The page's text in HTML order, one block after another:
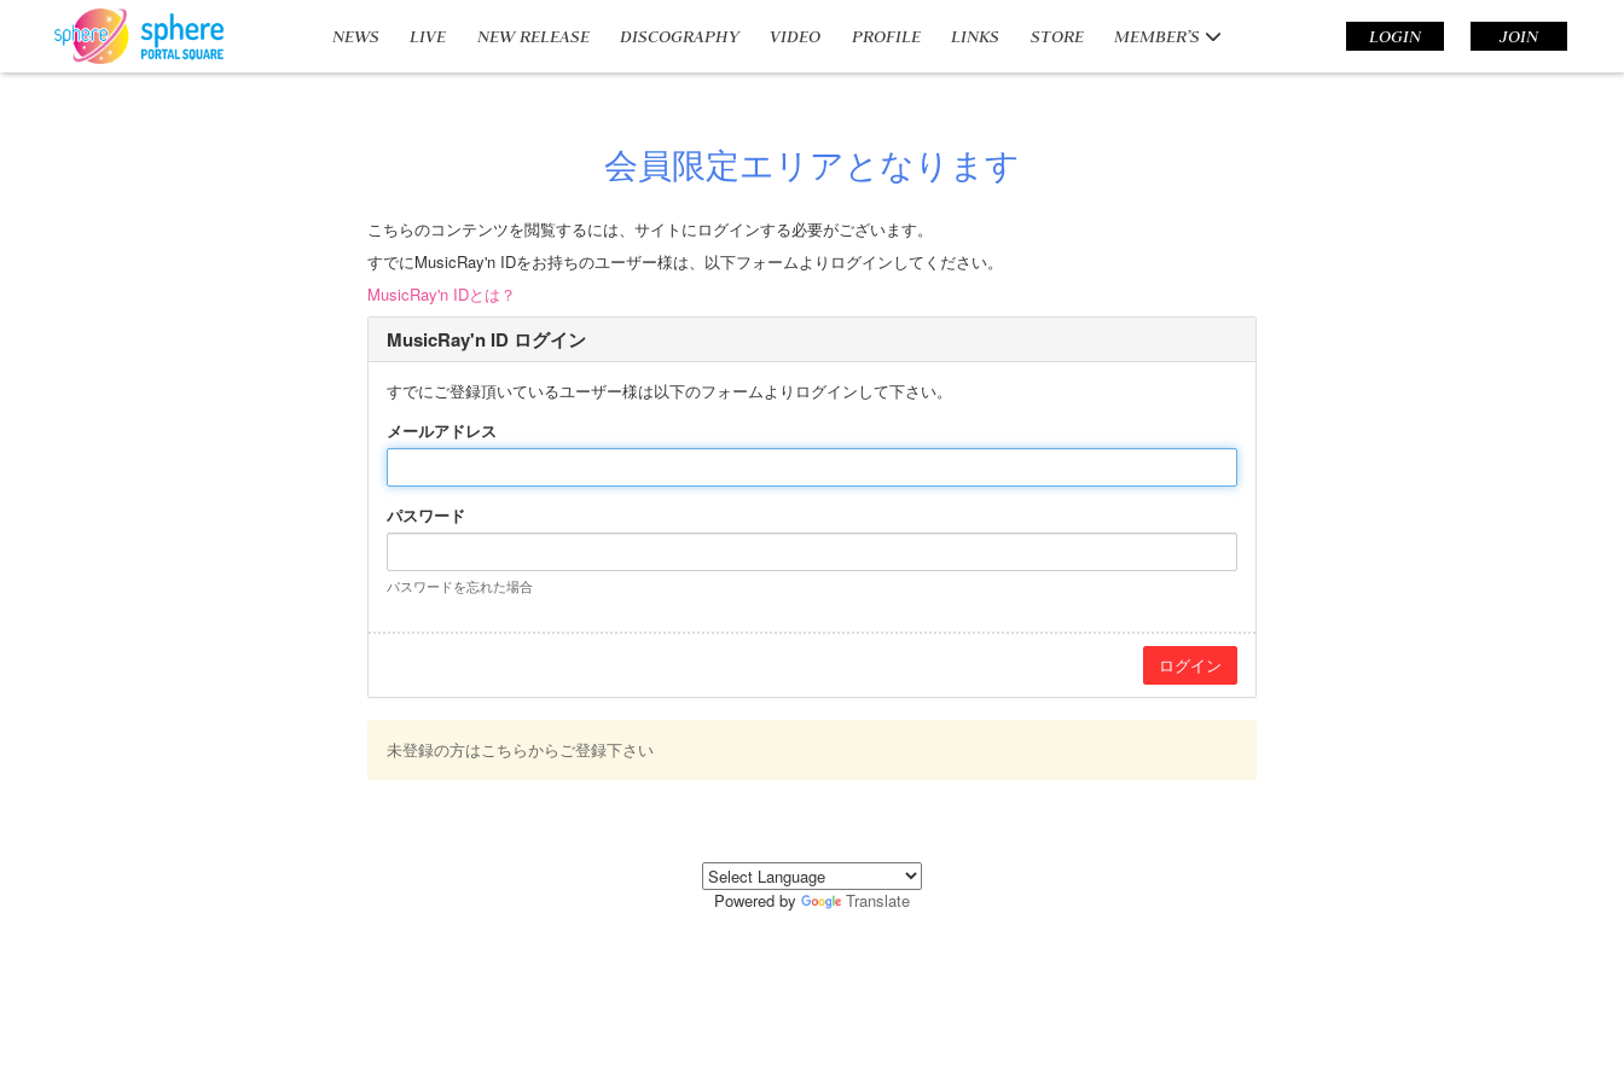
NEWS LIVE NEW RELEASE DISCOGRAPHY VIDEO PROFILE LINKS STORE MEMBER’S LOGIN JOIN
会員限定エリアとなります
こちらのコンテンツを閲覧するには、サイトにログインする必要がございます。
すでにMusicRay'n IDをお持ちのユーザー様は、以下フォームよりログインしてください。
MusicRay'n IDとは？
MusicRay'n ID ログイン
すでにご登録頂いているユーザー様は以下のフォームよりログインして下さい。
メールアドレス
パスワード
パスワードを忘れた場合
未登録の方はこちらからご登録下さい
Powered by Translate